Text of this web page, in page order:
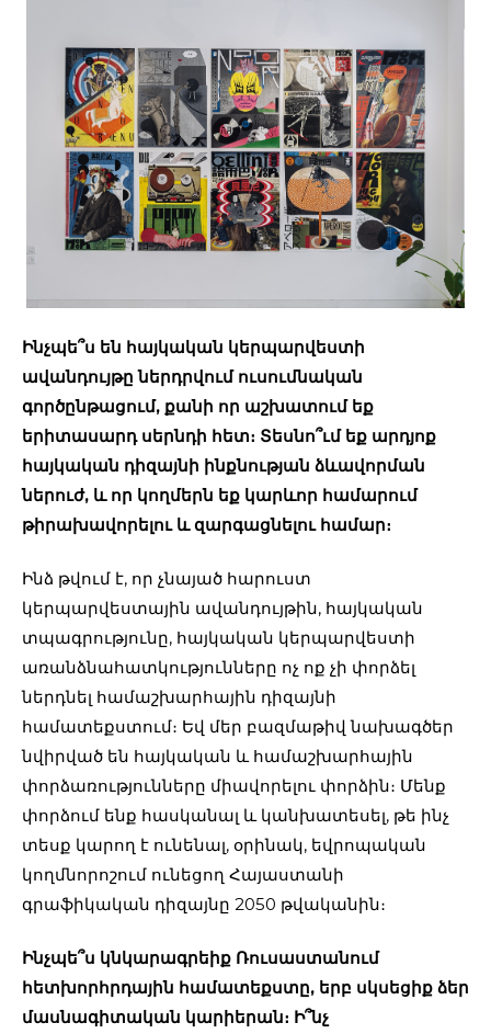
Ինչպե՞ս են հայկական կերպարվեստի
ավանդույթը ներդրվում ուսումնական
գործընթացում, քանի որ աշխատում եք
երիտասարդ սերնդի հետ։ Տեսնո՞ւմ եք արդյոք
հայկական դիզայնի ինքնության ձևավորման
ներուժ, և որ կողմերն եք կարևոր համարում
թիրախավորելու և զարգացնելու համար։
Ինձ թվում է, որ չնայած հարուստ
կերպարվեստային ավանդույթին, հայկական
տպագրությունը, հայկական կերպարվեստի
առանձնահատկությունները ոչ ոք չի փորձել
ներդնել համաշխարհային դիզայնի
համատեքստում։ Եվ մեր բազմաթիվ նախագծեր
նվիրված են հայկական և համաշխարհային
փորձառությունները միավորելու փորձին։ Մենք
փորձում ենք հասկանալ և կանխատեսել, թե ինչ
տեսք կարող է ունենալ, օրինակ, եվրոպական
կողմնորոշում ունեցող Հայաստանի
գրաֆիկական դիզայնը 2050 թվականին։
Ինչպե՞ս կնկարագրեիք Ռուսաստանում
հետխորհրդային համատեքստը, երբ սկսեցիք ձեր
մասնագիտական կարիերան։ Ի՞նչ